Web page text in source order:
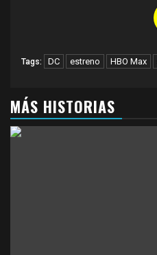
Tags: DC estreno HBO Max
MÁS HISTORIAS